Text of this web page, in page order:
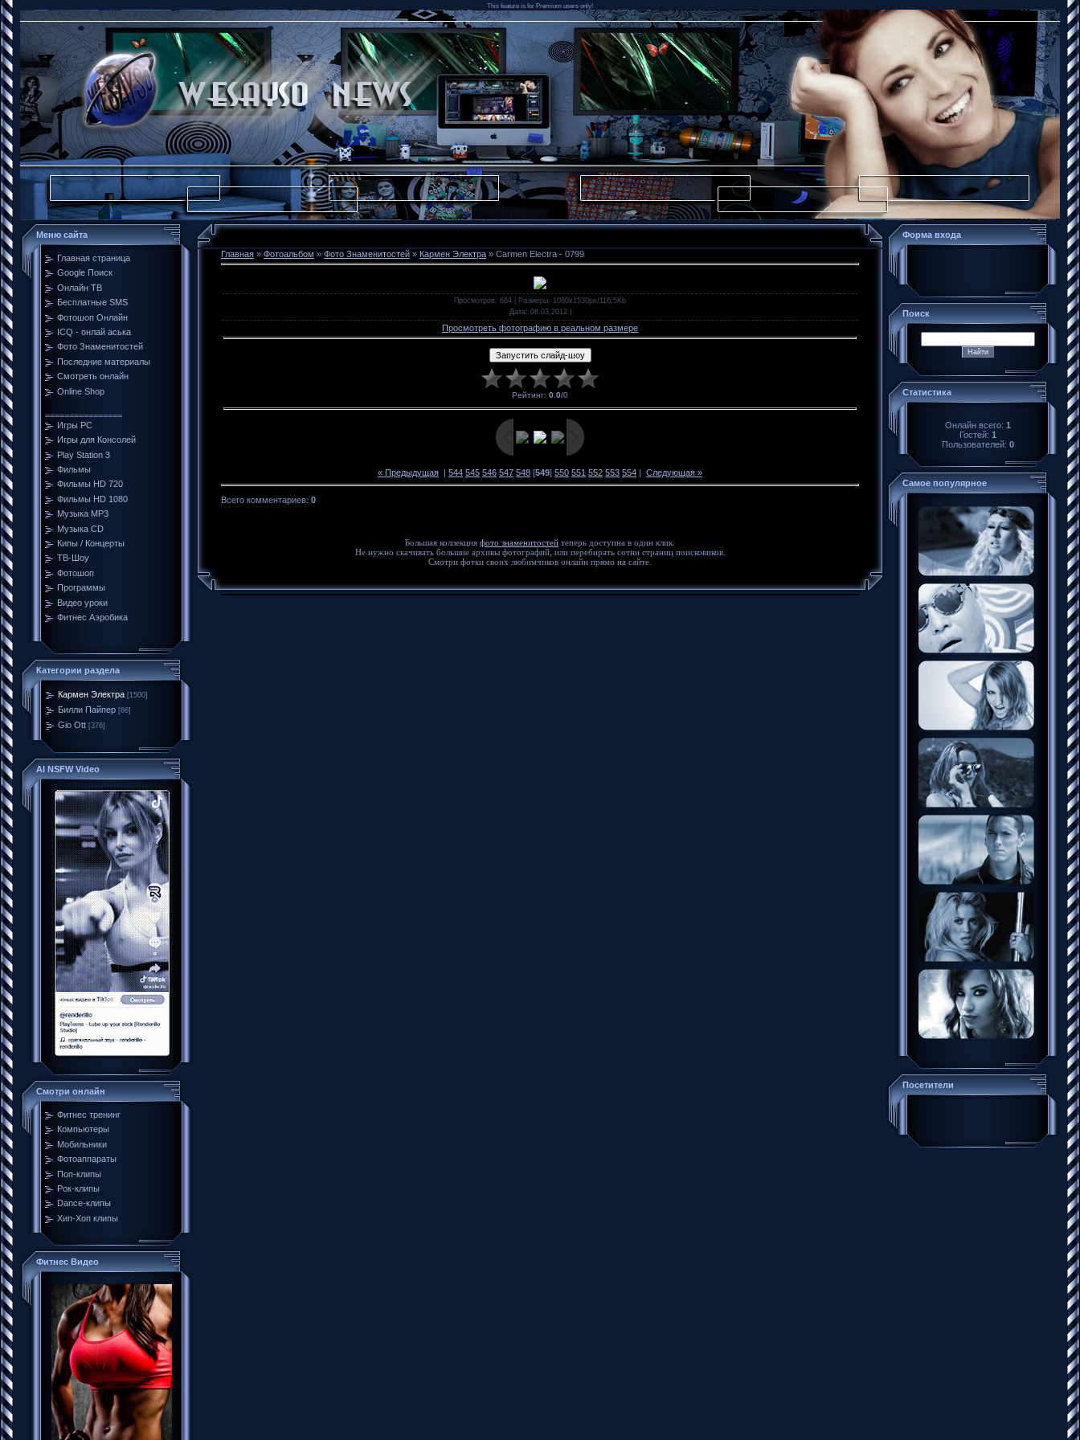
This feature is for Premium users only!
Меню сайта
Главная страница
Google Поиск
Онлайн ТВ
Бесплатные SMS
Фотошоп Онлайн
ICQ - онлай аська
Фото Знаменитостей
Последние материалы
Смотреть онлайн
Online Shop
================
Игры PC
Игры для Консолей
Play Station 3
Фильмы
Фильмы HD 720
Фильмы HD 1080
Музыка MP3
Музыка CD
Кипы / Концерты
ТВ-Шоу
Фотошоп
Программы
Видео уроки
Фитнес Аэробика
Категории раздела
Кармен Электра [1500]
Билли Пайпер [66]
Gio Ott [376]
AI NSFW Video
Смотри онлайн
Фитнес тренинг
Компьютеры
Мобильники
Фотоаппараты
Поп-клипы
Рок-клипы
Dance-клипы
Хип-Хоп клипы
Фитнес Видео
Главная » Фотоальбом » Фото Знаменитостей » Кармен Электра » Carmen Electra - 0799
Просмотров: 684 | Размеры: 1080x1530px/116.5Kb
Дата: 08.03.2012
Просмотреть фотографию в реальном размере
Рейтинг: 0.0/0
« Предыдущая | 544 545 546 547 548 [549] 550 551 552 553 554 | Следующая »
Всего комментариев: 0
Большая коллекция фото знаменитостей теперь доступна в один клик.
Не нужно скачивать большие архивы фотографий, или перебирать сотни страниц поисковиков.
Смотри фотки своих любимчиков онлайн прямо на сайте.
Форма входа
Поиск
Статистика
Онлайн всего: 1
Гостей: 1
Пользователей: 0
Самое популярное
Посетители